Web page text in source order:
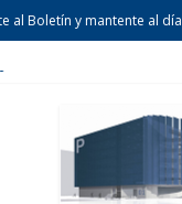
al Boletín y mantente al día